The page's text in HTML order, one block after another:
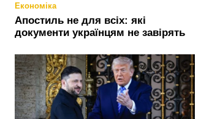
Економіка
Апостиль не для всіх: які
документи українцям не завірять